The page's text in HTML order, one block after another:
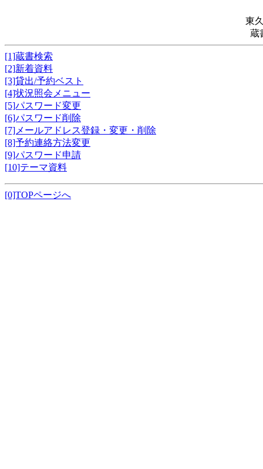
東
蔵
[1]蔵書検索
[2]新着資料
[3]貸出/予約ベスト
[4]状況照会メニュー
[5]パスワード変更
[6]パスワード削除
[7]メールアドレス登録・変更・削除
[8]予約連絡方法変更
[9]パスワード申請
[10]テーマ資料
[0]TOPページへ